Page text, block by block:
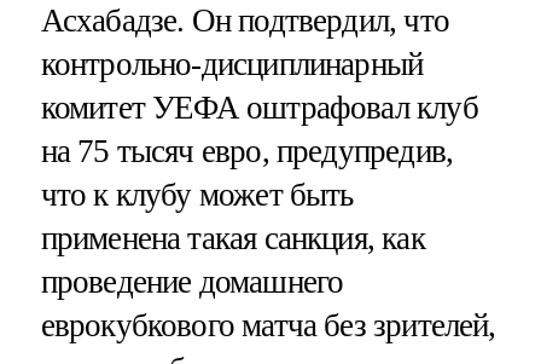
Асхабадзе. Он подтвердил, что
контрольно-дисциплинарный
комитет УЕФА оштрафовал клуб
на 75 тысяч евро, предупредив,
что к клубу может быть
применена такая санкция, как
проведение домашнего
еврокубкового матча без зрителей,